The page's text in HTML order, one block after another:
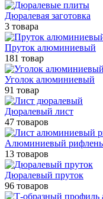
Дюралевая заготовка
3 товара
Пруток алюминиевый
181 товар
Уголок алюминиевый
91 товар
Дюралевый лист
47 товаров
Алюминиевый
13 товаров
Дюралевый пруток
96 товаров